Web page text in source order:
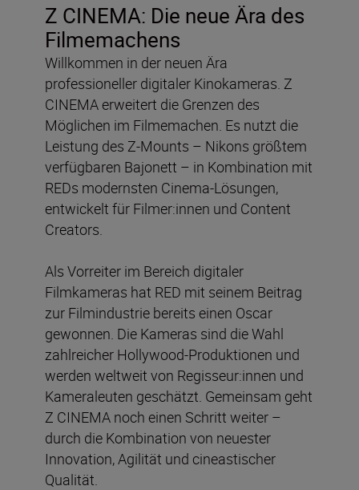
Z CINEMA: Die neue Ära des
Filmemachens
Willkommen in der neuen Ära
professioneller digitaler Kinokameras. Z
CINEMA erweitert die Grenzen des
Möglichen im Filmemachen. Es nutzt die
Leistung des Z-Mounts – Nikons größtem
verfügbaren Bajonett – in Kombination mit
REDs modernsten Cinema-Lösungen,
entwickelt für Filmer:innen und Content
Creators.
Als Vorreiter im Bereich digitaler
Filmkameras hat RED mit seinem Beitrag
zur Filmindustrie bereits einen Oscar
gewonnen. Die Kameras sind die Wahl
zahlreicher Hollywood-Produktionen und
werden weltweit von Regisseur:innen und
Kameraleuten geschätzt. Gemeinsam geht
Z CINEMA noch einen Schritt weiter –
durch die Kombination von neuester
Innovation, Agilität und cineastischer
Qualität.